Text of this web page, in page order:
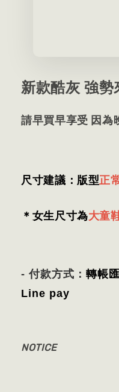
新款酷灰 強勢
請早買早享受 因為
尺寸建議：版型正
＊女生尺寸為大童
- 付款方式：轉帳
Line pay
NOTICE